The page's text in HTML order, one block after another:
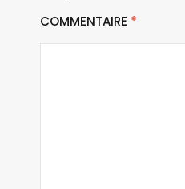
COMMENTAIRE *